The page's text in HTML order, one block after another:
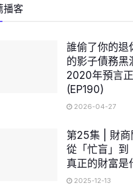
播客
誰偷了你的退
的影子債務黑
2020年預言
(EP190)
2026-04-27
第25集 | 財商
從「忙盲」
真正的財富是
2025-12-13